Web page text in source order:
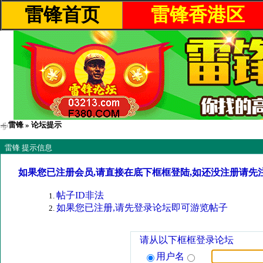
雷锋首页 雷锋香港区
雷锋 » 论坛提示
雷锋 提示信息
如果您已注册会员,请直接在底下框框登陆,如还没注册请先
帖子ID非法
如果您已注册,请先登录论坛即可游览帖子
请从以下框框登录论坛
用户名